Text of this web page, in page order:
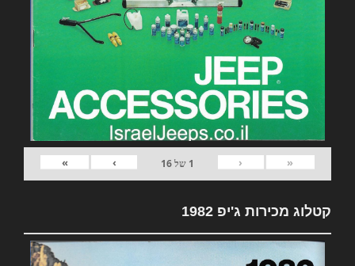
«
‹
1 של16
›
»
קטלוג מכירות ג'יפ 1982